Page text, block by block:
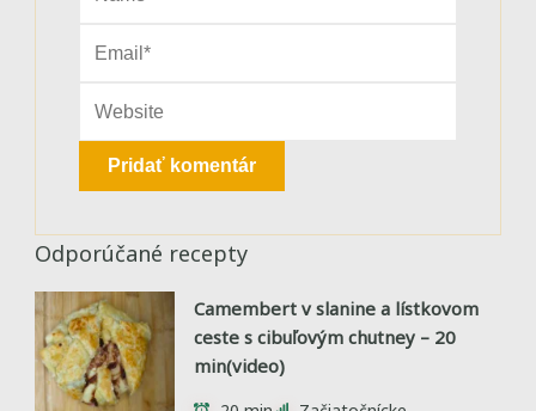
Odporúčané recepty
Camembert v slanine a lístkovom
ceste s cibuľovým chutney – 20
min(video)